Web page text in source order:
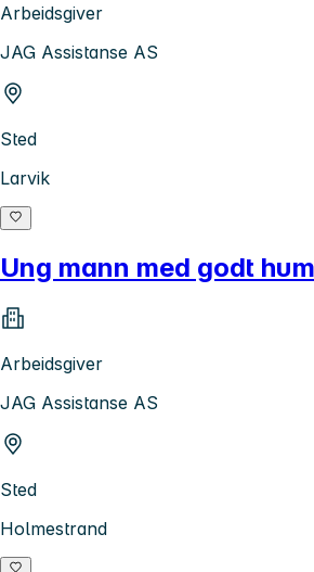
Arbeidsgiver
JAG Assistanse AS
Sted
Larvik
Ung mann med godt
Arbeidsgiver
JAG Assistanse AS
Sted
Holmestrand